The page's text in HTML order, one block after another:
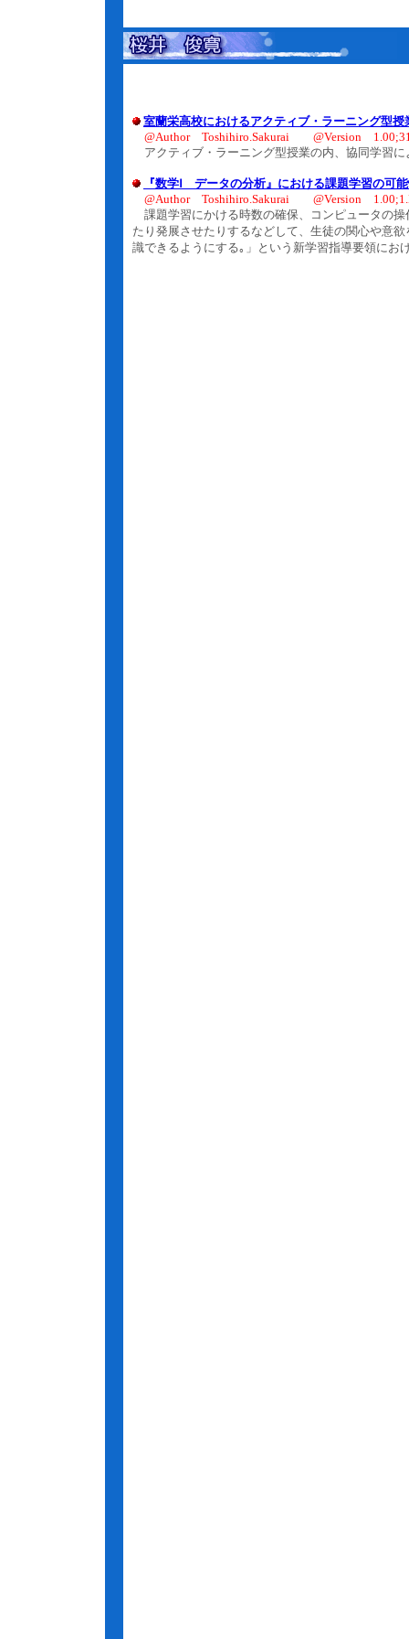
室蘭栄高校におけるアクティブ・ラーニング型授
@Author Toshihiro.Sakurai @Version
アクティブ・ラーニング型授業の内、協同学習
『数学Ⅰ データの分析』における課題学習の可
@Author Toshihiro.Sakurai @Version
課題学習にかける時数の確保、コンピュータの
たり発展させたりするなどして、生徒の関心や意
識できるようにする｡」という新学習指導要領にお